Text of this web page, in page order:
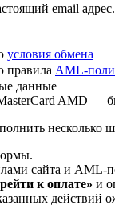
email
условия обмена
правила AML-
данные
AMD —
несколько
сайта и AML-
к оплате» и
действий